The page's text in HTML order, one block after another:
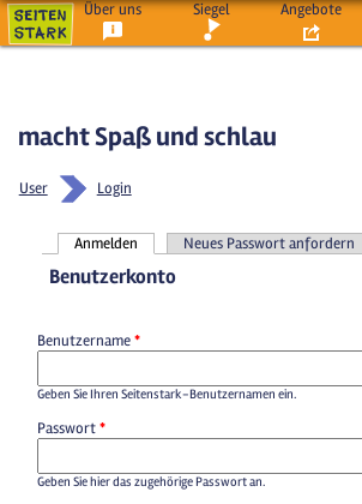
Über uns Siegel Angebote
macht Spaß und schlau
User Login
Haupt-Reiter
Anmelden Neues Passwort anfordern
Benutzerkonto
Benutzername*
Geben Sie Ihren Seitenstark-Benutzernamen ein.
Passwort*
Geben Sie hier das zugehörige Passwort an.